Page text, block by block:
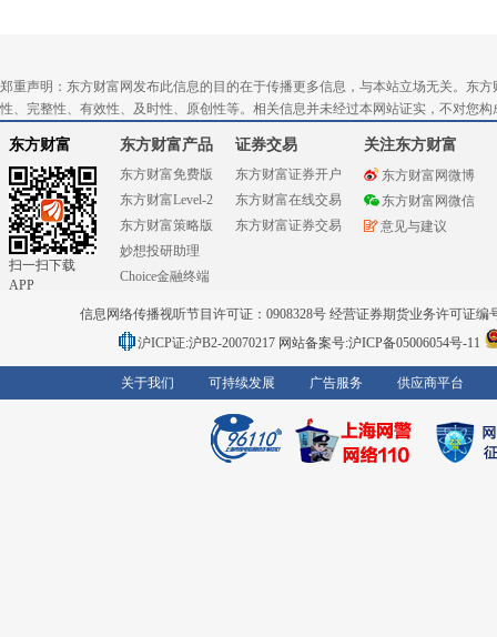
郑重声明：东方财富网发布此信息的目的在于传播更多信息，与本站立场无关。东
性、完整性、有效性、及时性、原创性等。相关信息并未经过本网站证实，不对您
东方财富
扫一扫下载
APP
东方财富产品
东方财富免费版
东方财富Level-2
东方财富策略版
妙想投研助理
Choice金融终端
证券交易
东方财富证券开户
东方财富在线交易
东方财富证券交易
关注东方财富
东方财富网微博
东方财富网微信
意见与建议
信息网络传播视听节目许可证：0908328号 经营证券期货业务许可证编
沪ICP证:沪B2-20070217 网站备案号:沪ICP备05006054号-11
关于我们 可持续发展 广告服务 供应商平台